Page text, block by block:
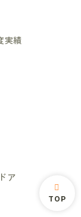
実績
ア
TOP